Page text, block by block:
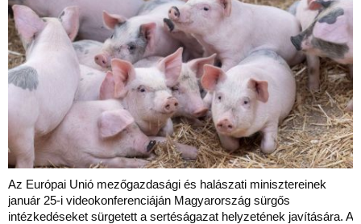
Az Európai Unió mezőgazdasági és halászati minisztereinek
január 25-i videokonferenciáján Magyarország sürgős
intézkedéseket sürgetett a sertéságazat helyzetének javítására. A